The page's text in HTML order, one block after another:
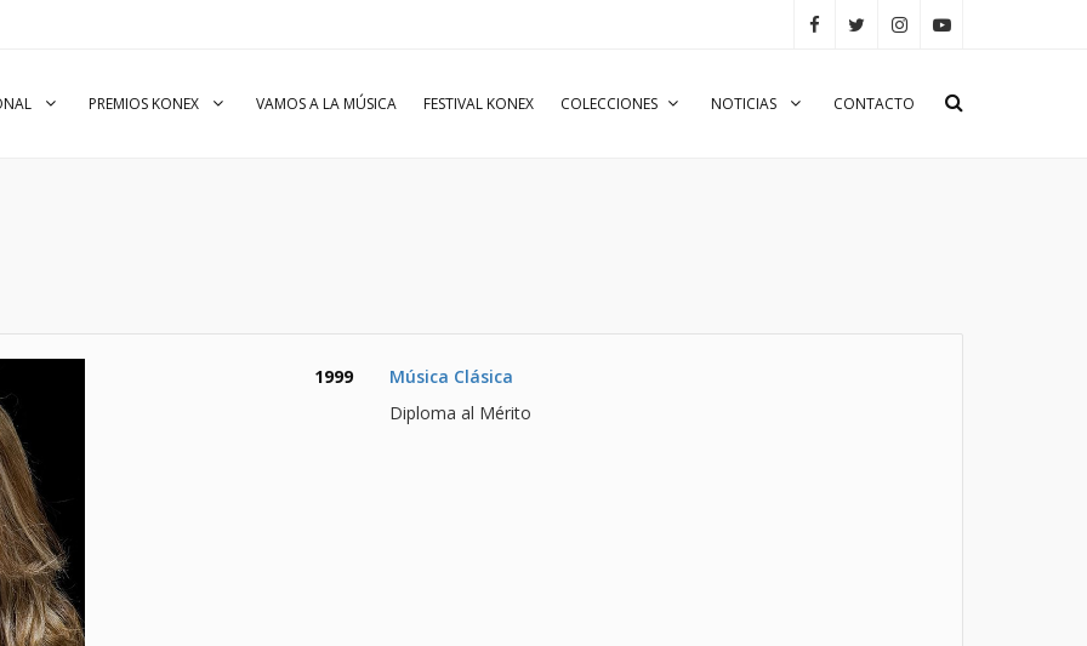
PREMIOS KONEX VAMOS A LA MÚSICA FESTIVAL KONEX COLECCIONES NOTICIAS CONTACTO
1999
Música Clásica
Diploma al Mérito